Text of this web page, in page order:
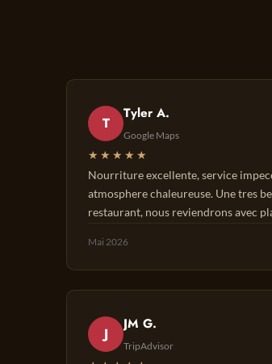
T
Tyler A.
Google Maps
★★★★★
Nourriture excellente, service
atmosphere chaleureuse. Une tres
restaurant, nous reviendrons avec
Mai 2026
J
JM G.
TripAdvisor